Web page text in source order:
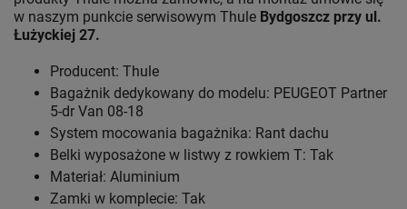
w naszym punkcie serwisowym Thule Bydgoszcz przy ul.
Łużyckiej 27.
Producent: Thule
Bagażnik dedykowany do modelu: PEUGEOT Partner
5-dr Van 08-18
System mocowania bagażnika: Rant dachu
Belki wyposażone w listwy z rowkiem T: Tak
Materiał: Aluminium
Zamki w komplecie: Tak